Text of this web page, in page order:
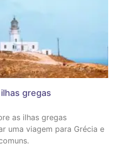
gregas
as ilhas gregas
uma viagem para Grécia e